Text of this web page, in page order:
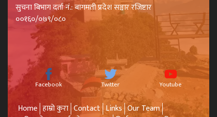
सुचना बिभाग दर्ता नं.: बागमती प्रदेश सञ्चार रजिष्टार
००१६०/०७९/०८०
Facebook Twitter Youtube
Home हाम्रो कुरा Contact Links Our Team